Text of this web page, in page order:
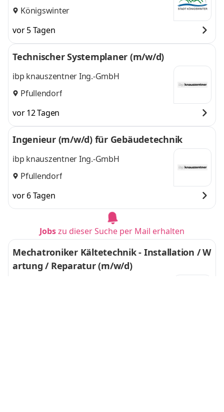
Königswinter
vor 5 Tagen
Technischer Systemplaner (m/w/d)
ibp knauszentner Ing.-GmbH
Pfullendorf
vor 12 Tagen
Ingenieur (m/w/d) für Gebäudetechnik
ibp knauszentner Ing.-GmbH
Pfullendorf
vor 6 Tagen
Jobszu dieser Suche per Mail erhalten
Mechatroniker Kältetechnik - Installation / W
artung / Reparatur (m/w/d)